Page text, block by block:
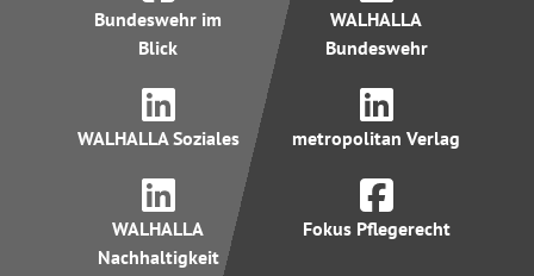
Bundeswehr im
Blick
WALHALLA
Bundeswehr
WALHALLA Soziales metropolitan Verlag
WALHALLA
Nachhaltigkeit
Fokus Pflegerecht